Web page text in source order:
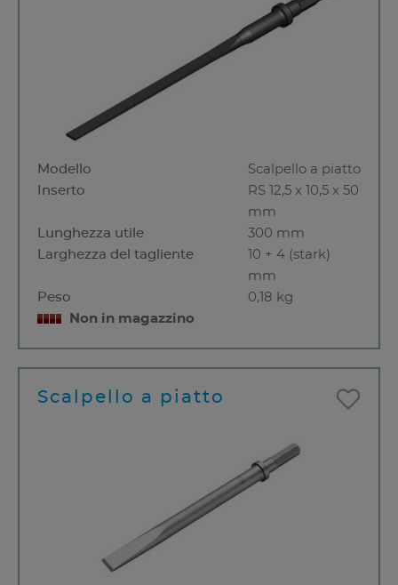
Modello
Scalpello a piatto
Inserto
RS 12,5 x 10,5 x 50
mm
Lunghezza utile
300 mm
Larghezza del tagliente
10 + 4 (stark)
mm
Peso
0,18 kg
Non in magazzino
Scalpello a piatto